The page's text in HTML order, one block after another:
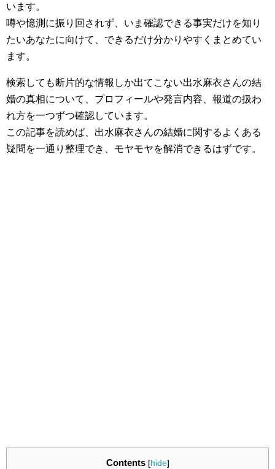
います。
噂や憶測に振り回されず、いま確認できる事実だけを知り
たいあなたに向けて、できるだけ分かりやすくまとめてい
ます。
検索しても断片的な情報しか出てこない出水麻衣さんの結
婚の真相について、プロフィールや発言内容、報道の扱わ
れ方を一つずつ確認しています。
この記事を読めば、出水麻衣さんの結婚に関するよくある
疑問を一通り整理でき、モヤモヤを解消できるはずです。
Contents [hide]